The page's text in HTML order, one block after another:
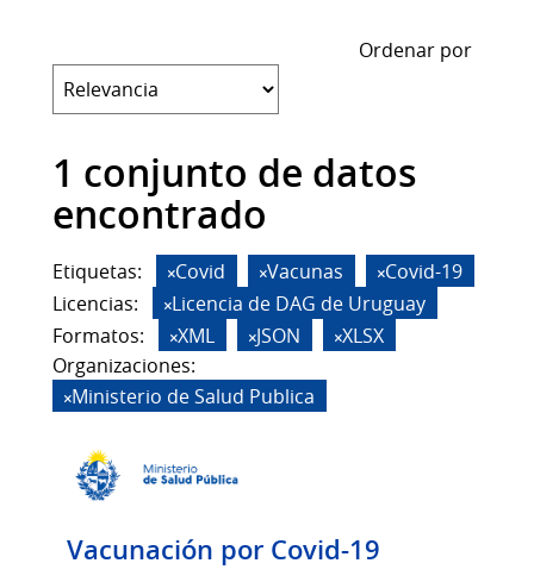
Ordenar por
1 conjunto de datos
encontrado
Etiquetas: Covid Vacunas
Covid-19
Licencias:
Licencia de DAG de Uruguay
Formatos:
XML JSON
XLSX
Organizaciones:
Ministerio de Salud Publica
Vacunación por Covid-19